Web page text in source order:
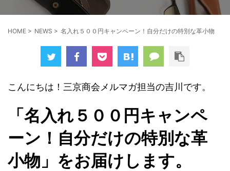
HOME > NEWS > 名入れ５００円キャンペーン！自分だけの特別な革小物
こんにちは！三京商会メルマガ担当の吉川です。
「名入れ５００円キャンペ
ーン！自分だけの特別な革
小物」をお届けします。